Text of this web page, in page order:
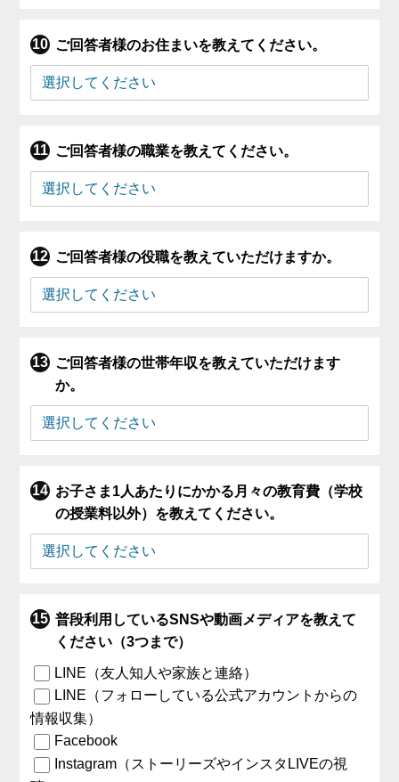
ご回答者様のお住まいを教えてください。
ご回答者様の職業を教えてください。
ご回答者様の役職を教えていただけますか。
ご回答者様の世帯年収を教えていただけます
か。
お子さま1人あたりにかかる月々の教育費（学校
の授業料以外）を教えてください。
普段利用しているSNSや動画メディアを教えて
ください（3つまで）
LINE（友人知人や家族と連絡）
LINE（フォローしている公式アカウントからの
情報収集）
Facebook
Instagram（ストーリーズやインスタLIVEの視